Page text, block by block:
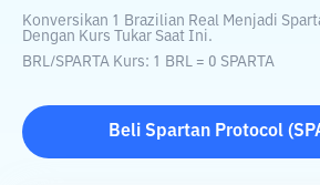
Konversikan 1 Brazilian Real Menjadi
Dengan Kurs Tukar Saat Ini.
BRL/SPARTA Kurs: 1 BRL = 0 SPARTA
Beli Spartan Protocol (